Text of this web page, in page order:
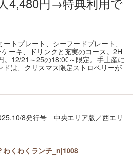
トプレート、シーフードプレート、
ーキ、ドリンクと充実のコース。2H
。12/21～25の18:00～限定。手土産に
ドは、クリスマス限定ストロベリーが
8発行号 中央エリア版／西エリ
わくわくランチ_nj1008